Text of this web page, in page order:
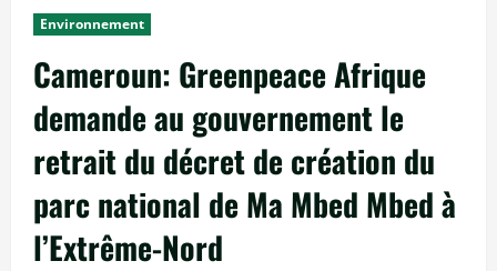
c
i
p
l
Environnement
Cameroun: Greenpeace Afrique
demande au gouvernement le
retrait du décret de création du
parc national de Ma Mbed Mbed à
l’Extrême-Nord